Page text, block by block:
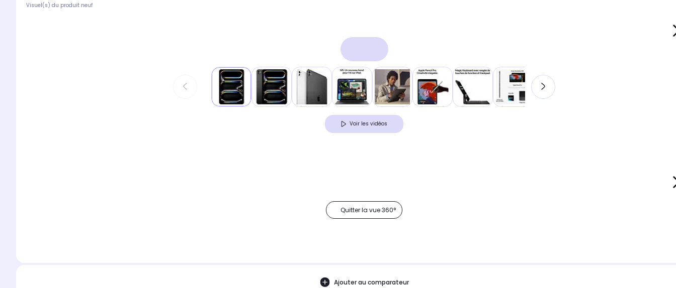
Visuel(s) du produit neuf
Voir les vidéos
Quitter la vue 360°
Ajouter au comparateur